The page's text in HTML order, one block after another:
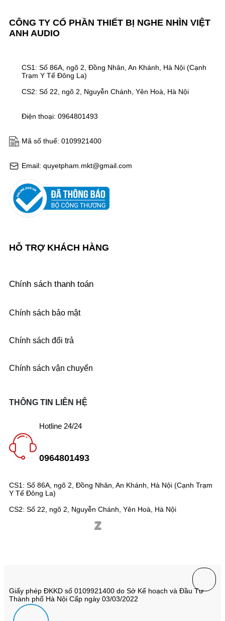
CÔNG TY CỔ PHẦN THIẾT BỊ NGHE NHÌN VIỆT
ANH AUDIO
Email: quyetpham.mkt@gmail.com
Mã số thuế: 0109921400
Điện thoại: 0964801493
CS1: Số 86A, ngõ 2, Đồng Nhân, An Khánh, Hà Nội (Cạnh
Trạm Y Tế Đông La)
CS2: Số 22, ngõ 2, Nguyễn Chánh, Yên Hoà, Hà Nội
HỖ TRỢ KHÁCH HÀNG
Chính sách thanh toán
Chính sách bảo mật
Chính sách đổi trả
Chính sách vận chuyển
CS1: Số 86A, ngõ 2, Đồng Nhân, An Khánh, Hà Nội (Cạnh Trạm
Y Tế Đông La)
CS2: Số 22, ngõ 2, Nguyễn Chánh, Yên Hoà, Hà Nội
THÔNG TIN LIÊN HỆ
Hotline 24/24
0964801493
Giấy phép ĐKKD số 0109921400 do Sở Kế hoạch và Đầu Tư
Thành phố Hà Nội Cấp ngày 03/03/2022